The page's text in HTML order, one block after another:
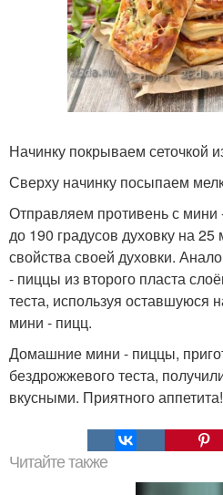
Начинку покрываем сеточкой
Сверху начинку посыпаем
Отправляем противень с мини
до 190 градусов духовку на
свойства своей духовки.
- пиццы из второго пласта
теста, используя оставшуюся
мини - пицц.
Домашние мини - пиццы,
бездрожжевого теста,
вкусными. Приятного аппетита!
Читайте также